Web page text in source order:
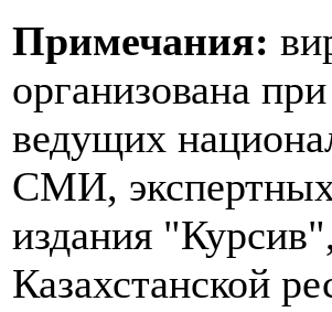
Примечания:
организована
ведущих
СМИ,
издания
Казахстанской